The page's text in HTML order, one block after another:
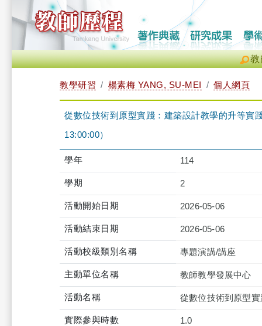
教
教學研習 楊素梅 YANG, SU-MEI 個人網頁
從數位技術到原型實踐：建築設計教學的升等實
13:00:00）
學年 114
學期 2
活動開始日期 2026-05-06
活動結束日期 2026-05-06
活動校級類別名稱 專題演講/講座
主動單位名稱 教師教學發展中心
活動名稱 從數位技術到原型
實際參與時數 1.0